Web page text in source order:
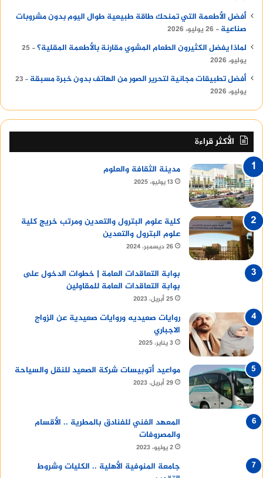
أفضل الأطعمة التي تمنحك طاقة طبيعية طوال اليوم بدون مشروبات
صناعية
26 يوليو، 2026
لماذا يفضل الكثيرون الطعام المشوي مقارنة بالأطعمة المقلية؟
25
يوليو، 2026
أفضل تطبيقات مجانية لتحرير الصور من الهاتف بدون خبرة مسبقة
23
يوليو، 2026
الأكثر قراءة
مدينة الثقافة والعلوم
13 يوليو، 2025
كلية علوم البترول والتعدين ومرتب خريج كلية
علوم البترول والتعدين
26 ديسمبر، 2024
بوابة التعاقدات العامة | خطوات الدخول على
بوابة التعاقدات العامة للمقاولين
25 أبريل، 2023
روايات صعيديه وروايات صعيدية عن الزواج
الاجباري
3 يناير، 2025
مواعيد أتوبيسات شركة الصعيد للنقل والسياحة
29 أبريل، 2023
المعهد الفني للفنادق بالمطرية .. الأقسام
والمصروفات
2 يوليو، 2023
جامعة المنوفية الأهلية .. الكليات وشروط